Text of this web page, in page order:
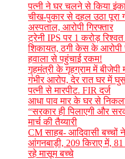
पत्नी ने घर चलने से किया
चीख-पुकार से दहल उठा
अस्पताल, आरोपी गिरफ्तार
ट्रेनी IPS पर 1 करोड़
शिकायत, ठगी केस के आरोपी
हवाला से पहुंचाई रकम!
गृहमंत्री के गृहग्राम में बीजेपी
गंभीर आरोप, देर रात घर में
पत्नी से मारपीट. FIR दर्ज
आधा पाव मार के घर से
“सरकार ही पिलाएगी और
मार्च की तैय्यारी
CM साहब- आदिवासी बच्चों ने
आंगनबाड़ी, 209 किराए में,
रहे मासूम बच्चे